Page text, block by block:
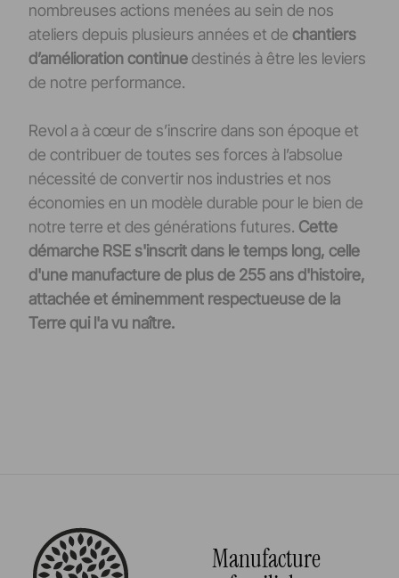
nombreuses actions menées au sein de nos
ateliers depuis plusieurs années et de chantiers
d’amélioration continuedestinés à être les leviers
de notre performance.
Revol a à cœur de s’inscrire dans son époque et
de contribuer de toutes ses forces à l’absolue
nécessité de convertir nos industries et nos
économies en un modèle durable pour le bien de
notre terre et des générations futures. Cette
démarche RSE s'inscrit dans le temps long, celle
d'une manufacture de plus de 255 ans d'histoire,
attachée et éminemment respectueuse de la
Terre qui l'a vu naître.
Manufacture